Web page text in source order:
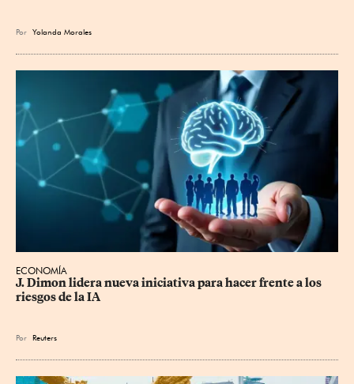
Por Yolanda Morales
ECONOMÍA
J. Dimon lidera nueva iniciativa para hacer frente a los
riesgos de la IA
Por Reuters